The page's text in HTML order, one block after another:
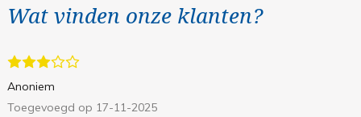
Wat vinden onze klanten?
Anoniem
Toegevoegd op 17-11-2025